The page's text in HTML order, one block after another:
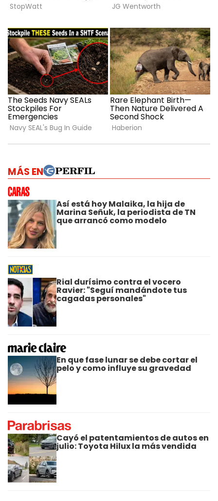
MÁS EN
Así está hoy Malaika, la hija de
Marina Señuk, la periodista de TN
que arrancó como modelo
Rial durísimo contra el vocero
Ravier: "Seguí mandándote tus
cagadas personales"
En que fase lunar se debe cortar el
pelo y como influye su gravedad
Cayó el patentamientos de autos en
julio: Toyota Hilux la más vendida